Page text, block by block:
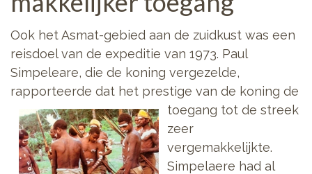
Ook het Asmat-gebied aan de zuidkust was een
reisdoel van de expeditie van 1973. Paul
Simpeleare, die de koning vergezelde,
rapporteerde dat het prestige van de koning de
toegang tot de streek
zeer
vergemakkelijkte.
Simpelaere had al